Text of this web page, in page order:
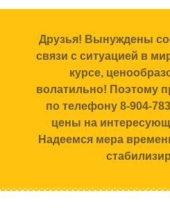
Друзья! Вынуждены
связи с ситуацией в
курсе,
волатильно! Поэтому
по телефону 8-904-
цены на
Надеемся мера